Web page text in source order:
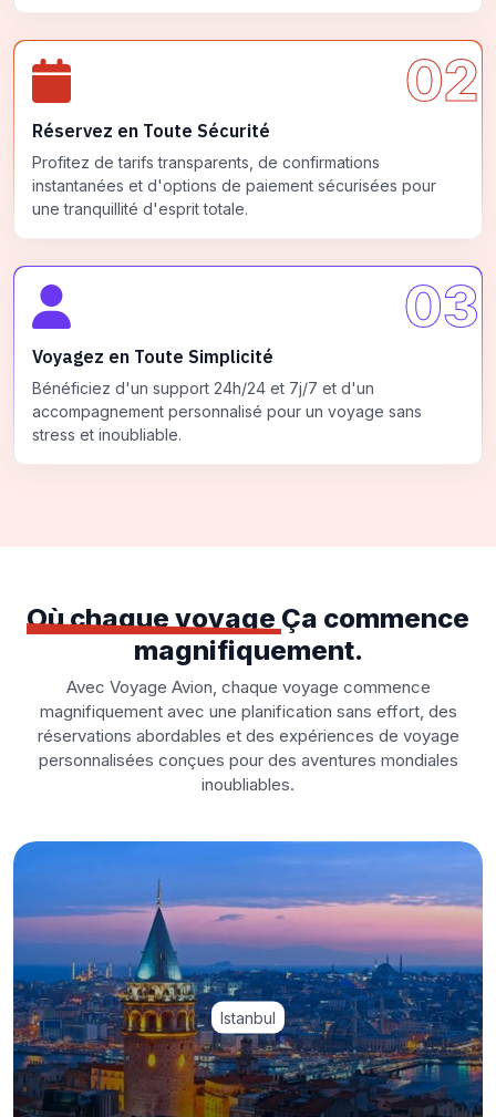
02
Réservez en Toute Sécurité
Profitez de tarifs transparents, de confirmations
instantanées et d'options de paiement sécurisées pour
une tranquillité d'esprit totale.
03
Voyagez en Toute Simplicité
Bénéficiez d'un support 24h/24 et 7j/7 et d'un
accompagnement personnalisé pour un voyage sans
stress et inoubliable.
Où chaque voyage Ça commence
magnifiquement.
Avec Voyage Avion, chaque voyage commence
magnifiquement avec une planification sans effort, des
réservations abordables et des expériences de voyage
personnalisées conçues pour des aventures mondiales
inoubliables.
Istanbul